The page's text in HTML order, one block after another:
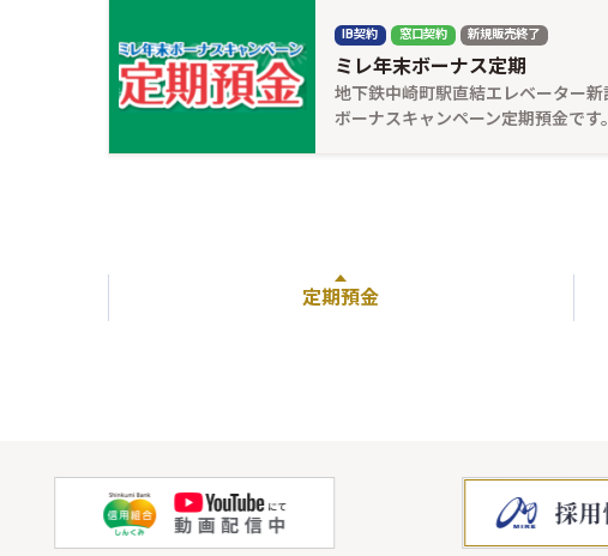
IB契約 窓口契約 新規販売終了
ミレ年末ボーナス定期
地下鉄中崎町駅直結エレベーター
ボーナスキャンペーン定期預金です。
定期預金